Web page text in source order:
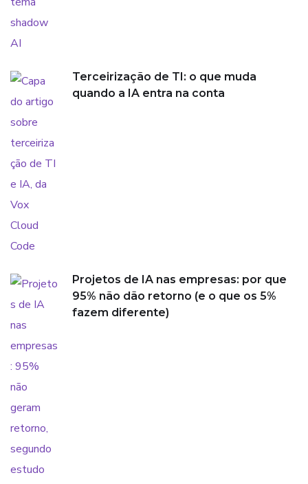
Terceirização de TI: o que muda
quando a IA entra na conta
Projetos de IA nas empresas: por que
95% não dão retorno (e o que os 5%
fazem diferente)